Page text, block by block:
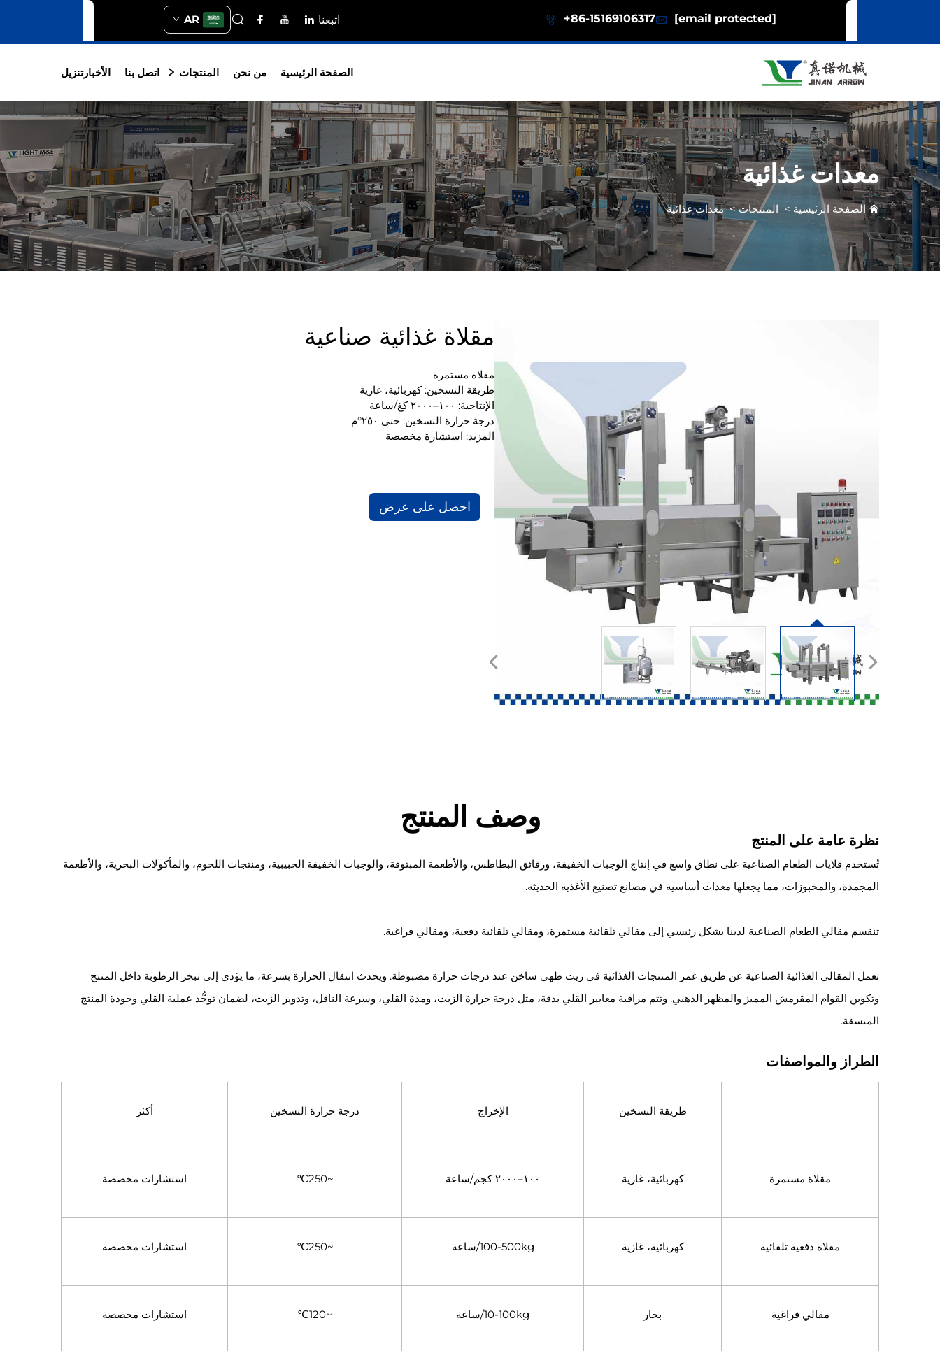
[email protected]
+86-15169106317 اتبعنا AR
الصفحة الرئيسية من نحن المنتجات اتصل بنا الأخبارتنزيل
معدات غذائية
الصفحة الرئيسية > المنتجات>معدات غذائية
مقلاة غذائية صناعية
مقلاة مستمرة
طريقة التسخين: كهربائية، غازية
الإنتاجية: ١٠٠–٢٠٠٠ كغ/ساعة
درجة حرارة التسخين: حتى ٢٥٠°م
المزيد: استشارة مخصصة
احصل على عرض
وصف المنتج
نظرة عامة على المنتج
تُستخدم قلايات الطعام الصناعية على نطاق واسع في إنتاج الوجبات الخفيفة، ورقائق البطاطس، والأطعمة المبثوقة، والوجبات الخفيفة الحبيبية، ومنتجات اللحوم، والمأكولات البحرية، والأطعمة
المجمدة، والمخبوزات، مما يجعلها معدات أساسية في مصانع تصنيع الأغذية الحديثة.
تنقسم مقالي الطعام الصناعية لدينا بشكل رئيسي إلى مقالي تلقائية مستمرة، ومقالي تلقائية دفعية، ومقالي فراغية.
تعمل المقالي الغذائية الصناعية عن طريق غمر المنتجات الغذائية في زيت طهي ساخن عند درجات حرارة مضبوطة. ويحدث انتقال الحرارة بسرعة، ما يؤدي إلى تبخر الرطوبة داخل المنتج
وتكوين القوام المقرمش المميز والمظهر الذهبي. وتتم مراقبة معايير القلي بدقة، مثل درجة حرارة الزيت، ومدة القلي، وسرعة الناقل، وتدوير الزيت، لضمان توحُّد عملية القلي وجودة المنتج
المتسقة.
الطراز والمواصفات
طريقة التسخين الإخراج درجة حرارة التسخين أكثر
مقلاة مستمرة كهربائية، غازية ١٠٠–٢٠٠٠ كجم/ساعة ~250℃ استشارات مخصصة
مقلاة دفعية تلقائية كهربائية، غازية 100-500kg/ساعة ~250℃ استشارات مخصصة
مقالي فراغية بخار 10-100kg/ساعة ~120℃ استشارات مخصصة